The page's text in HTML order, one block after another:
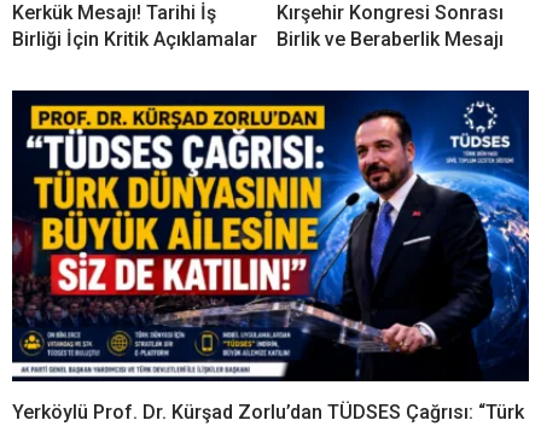
Kerkük Mesajı! Tarihi İş
Birliği İçin Kritik Açıklamalar
Kırşehir Kongresi Sonrası
Birlik ve Beraberlik Mesajı
Yerköylü Prof. Dr. Kürşad Zorlu’dan TÜDSES Çağrısı: “Türk